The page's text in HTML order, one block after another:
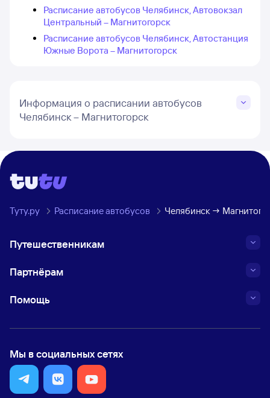
Расписание автобусов Челябинск, Автовокзал
Центральный – Магнитогорск
Расписание автобусов Челябинск, Автостанция
Южные Ворота – Магнитогорск
Информация о расписании автобусов
Челябинск – Магнитогорск
Туту.ру Расписание автобусов Челябинск →
Путешественникам
Партнёрам
Помощь
Мы в социальных сетях